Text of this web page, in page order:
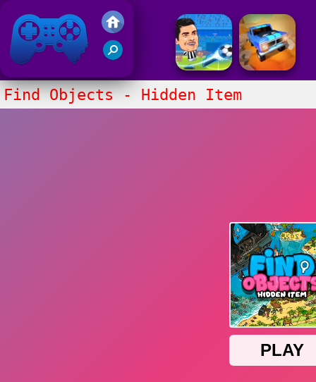
Gry Friv 5
Find Objects - Hidden Item